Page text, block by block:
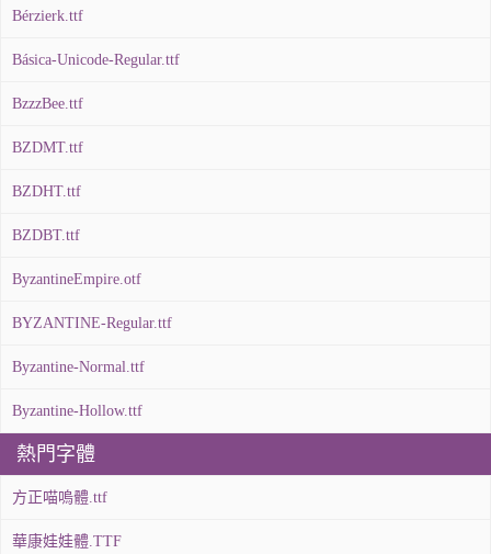
Bérzierk.ttf
Básica-Unicode-Regular.ttf
BzzzBee.ttf
BZDMT.ttf
BZDHT.ttf
BZDBT.ttf
ByzantineEmpire.otf
BYZANTINE-Regular.ttf
Byzantine-Normal.ttf
Byzantine-Hollow.ttf
熱門字體
方正喵嗚體.ttf
華康娃娃體.TTF